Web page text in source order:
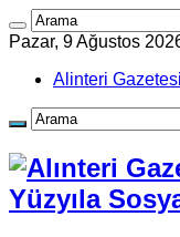
Pazar, 9 Ağustos
Alinteri Gazetesi
Yüzyıla